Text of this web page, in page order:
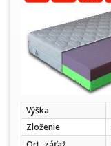
Výška
Zloženie